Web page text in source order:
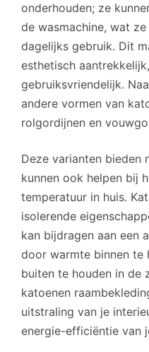
onderhouden; ze
de wasmachine, wat
dagelijks gebruik. Dit
esthetisch
gebruiksvriendelijk.
andere vormen van
rolgordijnen en
Deze varianten bieden
kunnen ook helpen bij
temperatuur in huis.
isolerende
kan bijdragen aan een
door warmte binnen te
buiten te houden in de
katoenen
uitstraling van je
energie-efficiëntie van